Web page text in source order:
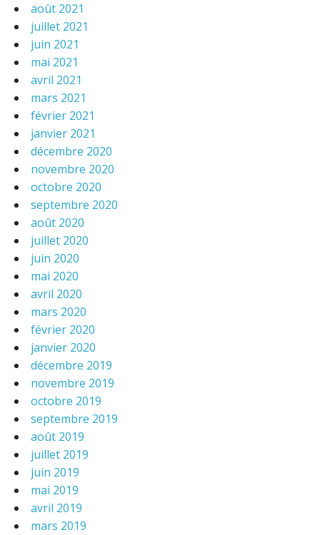
août 2021
juillet 2021
juin 2021
mai 2021
avril 2021
mars 2021
février 2021
janvier 2021
décembre 2020
novembre 2020
octobre 2020
septembre 2020
août 2020
juillet 2020
juin 2020
mai 2020
avril 2020
mars 2020
février 2020
janvier 2020
décembre 2019
novembre 2019
octobre 2019
septembre 2019
août 2019
juillet 2019
juin 2019
mai 2019
avril 2019
mars 2019